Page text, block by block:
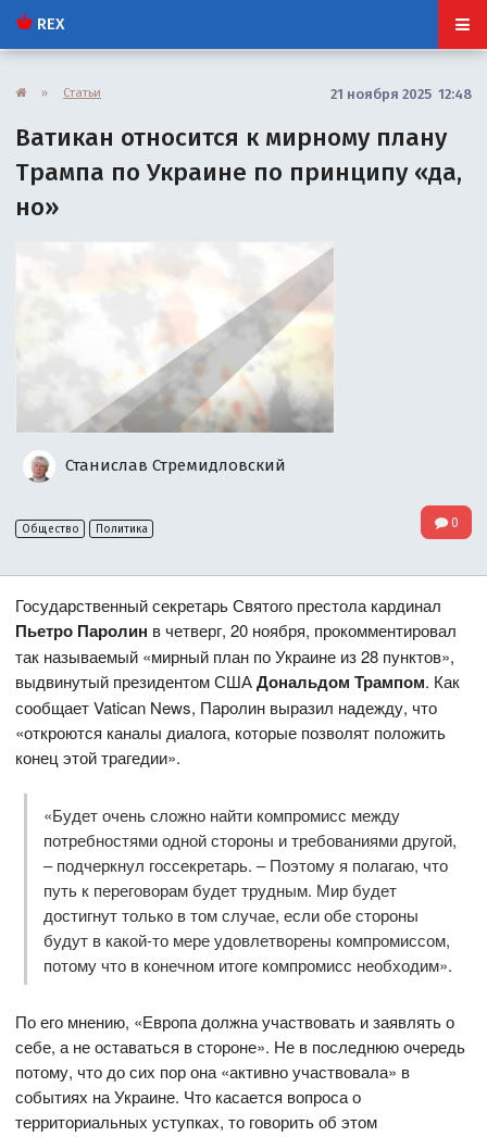
REX
» Статьи 21 ноября 2025 12:48
Ватикан относится к мирному плану
Трампа по Украине по принципу «да,
но»
Станислав Стремидловский
Общество Политика 0
Государственный секретарь Святого престола кардинал
Пьетро Паролин в четверг, 20 ноября, прокомментировал
так называемый «мирный план по Украине из 28 пунктов»,
выдвинутый президентом СШАДональдом Трампом. Как
сообщает Vatican News, Паролин выразил надежду, что
«откроются каналы диалога, которые позволят положить
конец этой трагедии».
«Будет очень сложно найти компромисс между
потребностями одной стороны и требованиями другой,
– подчеркнул госсекретарь. – Поэтому я полагаю, что
путь к переговорам будет трудным. Мир будет
достигнут только в том случае, если обе стороны
будут в какой-то мере удовлетворены компромиссом,
потому что в конечном итоге компромисс необходим».
По его мнению, «Европа должна участвовать и заявлять о
себе, а не оставаться в стороне». Не в последнюю очередь
потому, что до сих пор она «активно участвовала» в
событиях на Украине. Что касается вопроса о
территориальных уступках, то говорить об этом